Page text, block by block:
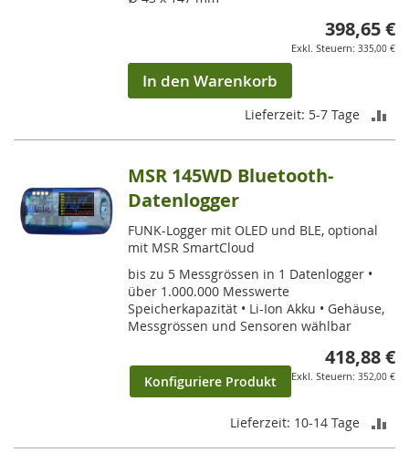
398,65 €
335,00 €
In den Warenkorb
Lieferzeit: 5-7 Tage
MSR 145WD Bluetooth-
Datenlogger
FUNK-Logger mit OLED und BLE, optional
mit MSR SmartCloud
bis zu 5 Messgrössen in 1 Datenlogger •
über 1.000.000 Messwerte
Speicherkapazität • Li-Ion Akku • Gehäuse,
Messgrössen und Sensoren wählbar
418,88 €
352,00 €
Konfiguriere Produkt
Lieferzeit: 10-14 Tage